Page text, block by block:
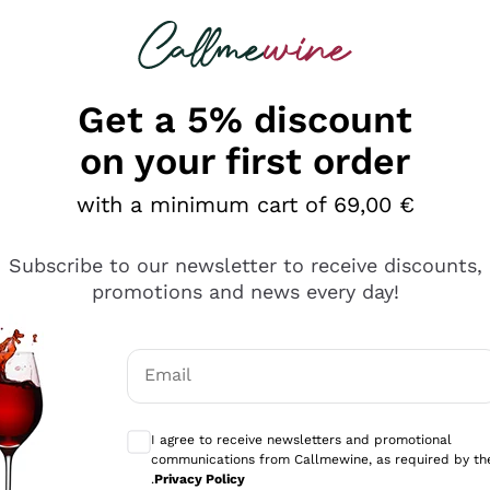
looking for
è male ma secondo me ci sono alternative che
Get a 5% discount
on your first order
with a minimum cart of 69,00 €
Subscribe to our newsletter to receive discounts,
promotions and news every day!
Email
I agree to receive newsletters and promotional
communications from Callmewine, as required by
.Privacy Policy